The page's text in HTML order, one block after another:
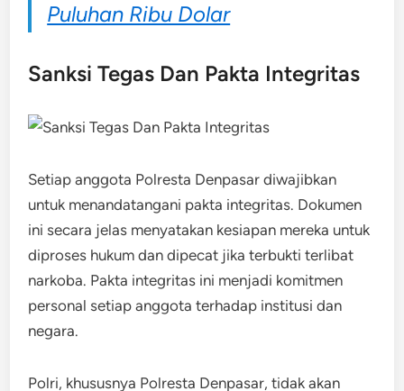
Puluhan Ribu Dolar
Sanksi Tegas Dan Pakta Integritas
Setiap anggota Polresta Denpasar diwajibkan
untuk menandatangani pakta integritas. Dokumen
ini secara jelas menyatakan kesiapan mereka untuk
diproses hukum dan dipecat jika terbukti terlibat
narkoba. Pakta integritas ini menjadi komitmen
personal setiap anggota terhadap institusi dan
negara.
Polri, khususnya Polresta Denpasar, tidak akan